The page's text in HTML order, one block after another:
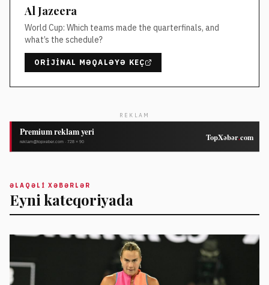
Al Jazeera
World Cup: Which teams made the quarterfinals, and
what’s the schedule?
ORIJINAL MƏQALƏYƏ KEÇ
REKLAM
ƏLAQƏLI XƏBƏRLƏR
Eyni kateqoriyada